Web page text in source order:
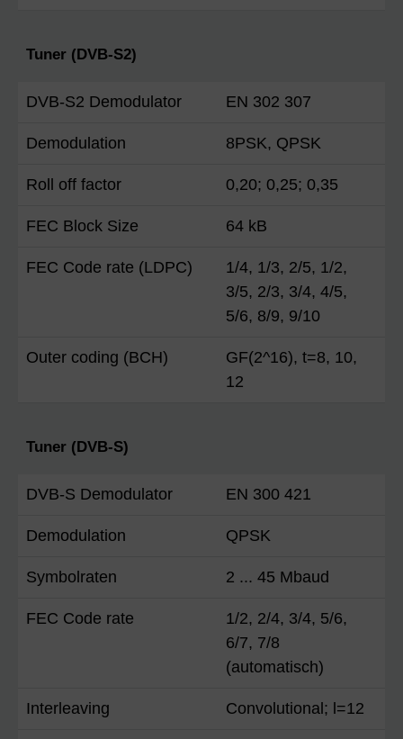
Tuner (DVB-S2)
DVB-S2 Demodulator EN 302 307
Demodulation 8PSK, QPSK
Roll off factor 0,20; 0,25; 0,35
FEC Block Size 64 kB
FEC Code rate (LDPC)
1/4, 1/3, 2/5, 1/2,
3/5, 2/3, 3/4, 4/5,
5/6, 8/9, 9/10
Outer coding (BCH)
GF(2^16), t=8, 10,
12
Tuner (DVB-S)
DVB-S Demodulator EN 300 421
Demodulation QPSK
Symbolraten 2 ... 45 Mbaud
FEC Code rate
1/2, 2/4, 3/4, 5/6,
6/7, 7/8
(automatisch)
Interleaving Convolutional; l=12